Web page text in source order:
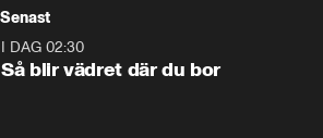
Senast
I DAG 02:30
Så blir vädret där du bor